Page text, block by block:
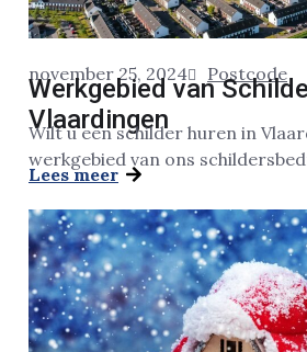
november 25, 2024 Postcode
Werkgebied van
Vlaardingen
Wilt u een schilder huren in
werkgebied van ons
Lees meer